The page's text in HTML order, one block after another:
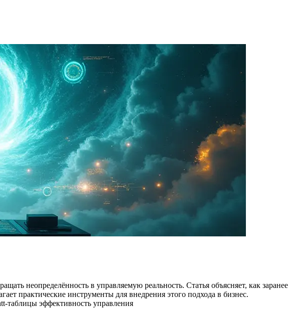
неопределённость в управляемую реальность. Статья объясняет, как заранее
практические инструменты для внедрения этого подхода в бизнес.
таблицы эффективность управления